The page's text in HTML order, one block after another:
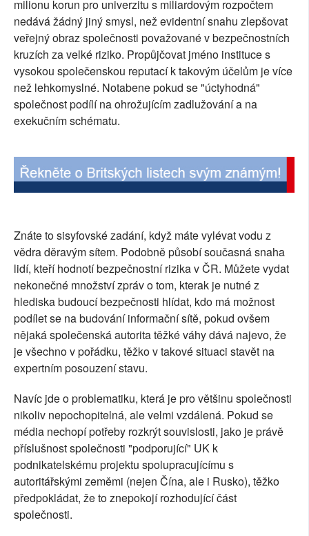
milionu korun pro univerzitu s miliardovým rozpočtem
nedává žádný jiný smysl, než evidentní snahu zlepšovat
veřejný obraz společnosti považované v bezpečnostních
kruzích za velké riziko. Propůjčovat jméno instituce s
vysokou společenskou reputací k takovým účelům je více
než lehkomyslné. Notabene pokud se "úctyhodná"
společnost podílí na ohrožujícím zadlužování a na
exekučním schématu.
Znáte to sisyfovské zadání, když máte vylévat vodu z
vědra děravým sítem. Podobně působí současná snaha
lidí, kteří hodnotí bezpečnostní rizika v ČR. Můžete vydat
nekonečné množství zpráv o tom, kterak je nutné z
hlediska budoucí bezpečnosti hlídat, kdo má možnost
podílet se na budování informační sítě, pokud ovšem
nějaká společenská autorita těžké váhy dává najevo, že
je všechno v pořádku, těžko v takové situaci stavět na
expertním posouzení stavu.
Navíc jde o problematiku, která je pro většinu společnosti
nikoliv nepochopitelná, ale velmi vzdálená. Pokud se
média nechopí potřeby rozkrýt souvislosti, jako je právě
příslušnost společnosti "podporující" UK k
podnikatelskému projektu spolupracujícímu s
autoritářskými zeměmi (nejen Čína, ale i Rusko), těžko
předpokládat, že to znepokojí rozhodující část
společnosti.